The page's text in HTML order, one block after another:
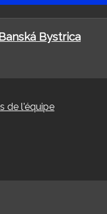
Bystrica
de l'équipe